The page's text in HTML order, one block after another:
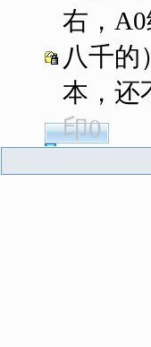
右，
八千的
本，还
印0